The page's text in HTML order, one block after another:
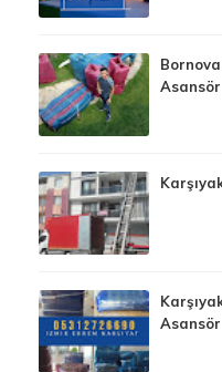
Asansör
Asansör